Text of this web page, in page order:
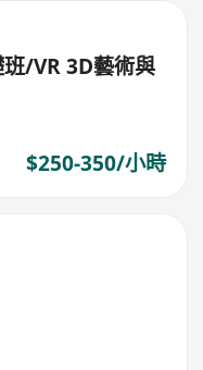
/VR 3D藝術與
$250-350/小時